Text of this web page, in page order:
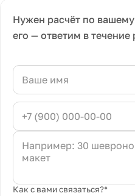
Нужен расчёт по
его — ответим в течение
Как с вами связаться?*